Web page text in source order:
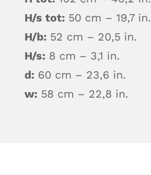
H/s tot:50 cm – 19,7 in.
H/b:52 cm – 20,5 in.
H/s:8 cm – 3,1 in.
d:60 cm – 23,6 in.
w:58 cm – 22,8 in.